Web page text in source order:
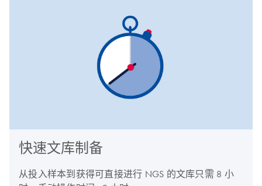
快速文库制备
从投入样本到获得可直接进行 NGS 的文库只需 8 小